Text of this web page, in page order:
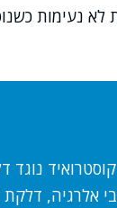
נעימות
אלרגיה,